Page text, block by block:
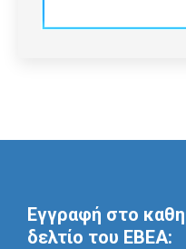
Εγγραφή στο
δελτίο του ΕΒΕΑ: